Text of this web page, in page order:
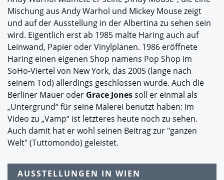
Mischung aus Andy Warhol und Mickey Mouse zeigt
und auf der Ausstellung in der Albertina zu sehen sein
wird. Eigentlich erst ab 1985 malte Haring auch auf
Leinwand, Papier oder Vinylplanen. 1986 eröffnete
Haring einen eigenen Shop namens Pop Shop im
SoHo-Viertel von New York, das 2005 (lange nach
seinem Tod) allerdings geschlossen wurde. Auch die
Berliner Mauer oder Grace Jonessoll er einmal als
„Untergrund“ für seine Malerei benutzt haben: im
Video zu „Vamp“ ist letzteres heute noch zu sehen.
Auch damit hat er wohl seinen Beitrag zur "ganzen
Welt" (Tuttomondo) geleistet.
AUSSTELLUNGEN IN WIEN